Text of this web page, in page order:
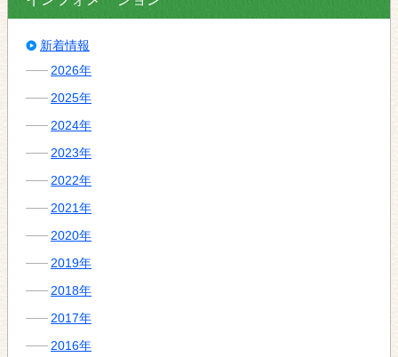
新着情報
2026年
2025年
2024年
2023年
2022年
2021年
2020年
2019年
2018年
2017年
2016年